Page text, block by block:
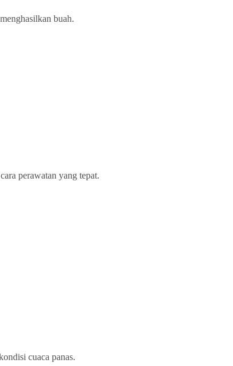
buah.
perawatan yang tepat.
cuaca panas.